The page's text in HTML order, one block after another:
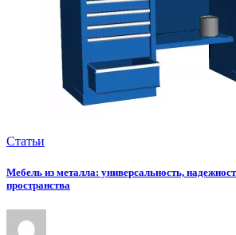
Статьи
Мебель из металла: универсальность,
пространства